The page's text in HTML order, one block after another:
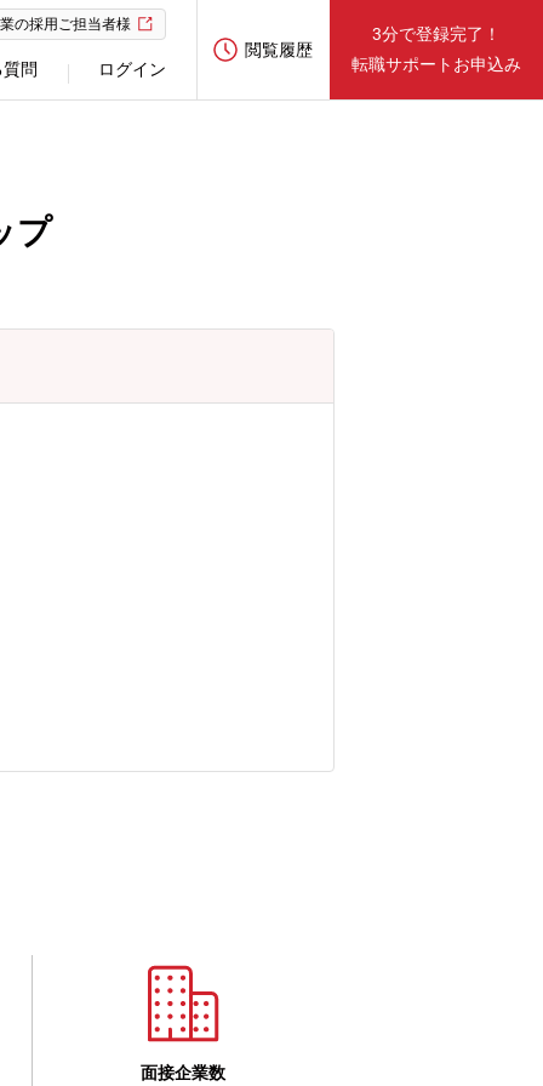
の採用ご担当者様
問 ログイン
閲覧履歴
3分で登録完了！
転職サポートお申込み
プ
面接企業数